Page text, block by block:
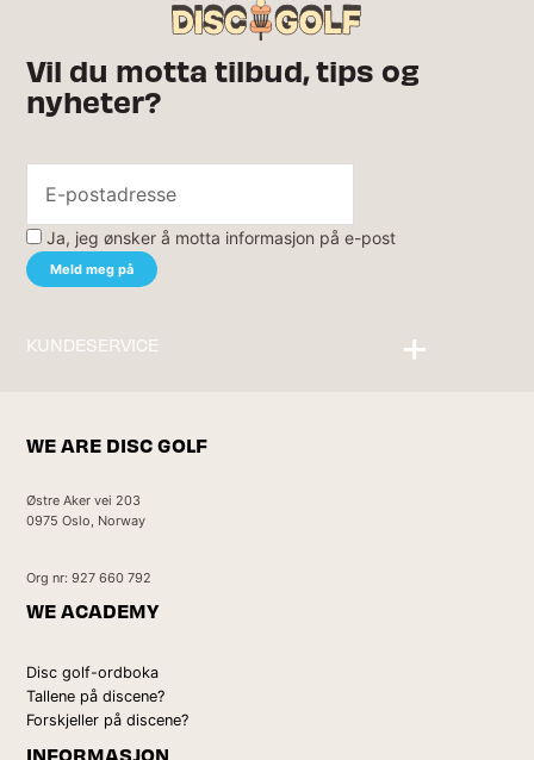
Vil du motta tilbud, tips og
nyheter?
Ja, jeg ønsker å motta informasjon på e-post
KUNDESERVICE
WE ARE DISC GOLF
Østre Aker vei 203
0975 Oslo, Norway
Org nr: 927 660 792
WE ACADEMY
Disc golf-ordboka
Tallene på discene?
Forskjeller på discene?
INFORMASJON